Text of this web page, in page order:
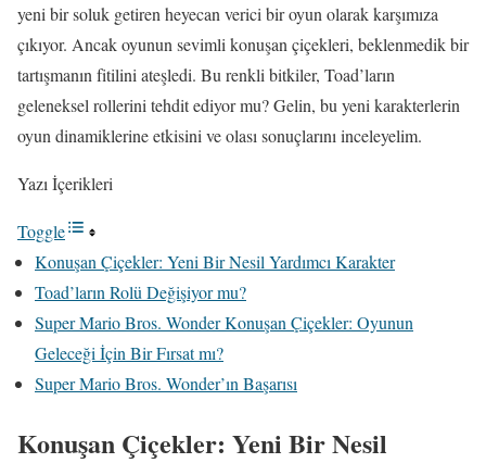
yeni bir soluk getiren heyecan verici bir oyun olarak karşımıza
çıkıyor. Ancak oyunun sevimli konuşan çiçekleri, beklenmedik bir
tartışmanın fitilini ateşledi. Bu renkli bitkiler, Toad’ların
geleneksel rollerini tehdit ediyor mu? Gelin, bu yeni karakterlerin
oyun dinamiklerine etkisini ve olası sonuçlarını inceleyelim.
Yazı İçerikleri
Toggle
Konuşan Çiçekler: Yeni Bir Nesil Yardımcı Karakter
Toad’ların Rolü Değişiyor mu?
Super Mario Bros. Wonder Konuşan Çiçekler: Oyunun
Geleceği İçin Bir Fırsat mı?
Super Mario Bros. Wonder’ın Başarısı
Konuşan Çiçekler: Yeni Bir Nesil